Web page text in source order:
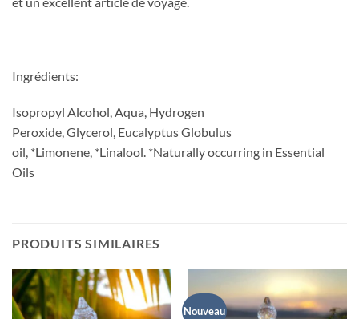
Ingrédients:
Isopropyl Alcohol, Aqua, Hydrogen
Peroxide, Glycerol, Eucalyptus Globulus
oil, *Limonene, *Linalool. *Naturally occurring in Essential
Oils
PRODUITS SIMILAIRES
Nouveau